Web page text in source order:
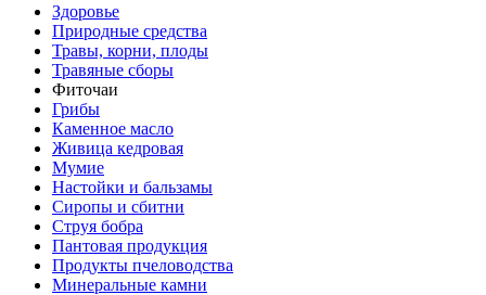
Здоровье
Природные средства
Травы, корни, плоды
Травяные сборы
Фиточаи
Грибы
Каменное масло
Живица кедровая
Мумие
Настойки и бальзамы
Сиропы и сбитни
Струя бобра
Пантовая продукция
Продукты пчеловодства
Минеральные камни